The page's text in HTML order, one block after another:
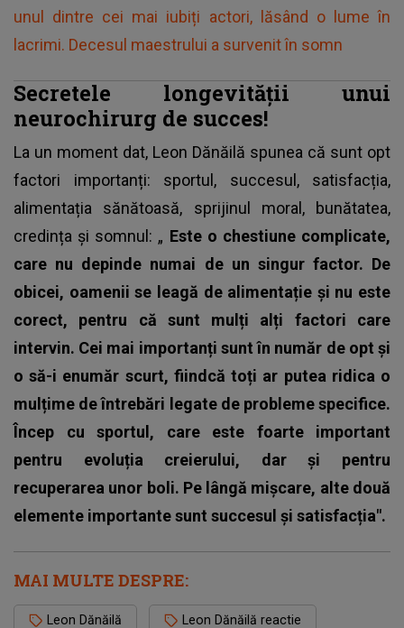
unul dintre cei mai iubiți actori, lăsând o lume în
lacrimi. Decesul maestrului a survenit în somn
Secretele longevității unui
neurochirurg de succes!
La un moment dat, Leon Dănăilă spunea că sunt opt
factori importanți: sportul, succesul, satisfacția,
alimentația sănătoasă, sprijinul moral, bunătatea,
credința și somnul: „ Este o chestiune complicate,
care nu depinde numai de un singur factor. De
obicei, oamenii se leagă de alimentație și nu este
corect, pentru că sunt mulți alți factori care
intervin. Cei mai importanți sunt în număr de opt și
o să-i enumăr scurt, fiindcă toți ar putea ridica o
mulțime de întrebări legate de probleme specifice.
Încep cu sportul, care este foarte important
pentru evoluția creierului, dar și pentru
recuperarea unor boli. Pe lângă mișcare, alte două
elemente importante sunt succesul și satisfacția".
MAI MULTE DESPRE:
Leon Dănăilă Leon Dănăilă reactie